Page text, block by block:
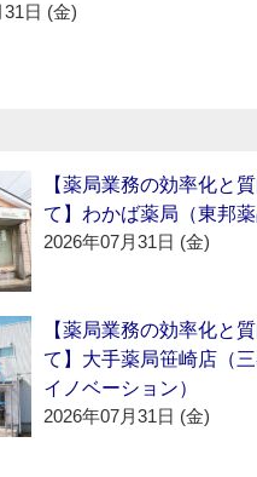
31日 (金)
【薬局業務の効率化と
て】わかば薬局（東邦薬
2026年07月31日 (金)
【薬局業務の効率化と
て】大手薬局笹崎店（
イノベーション）
2026年07月31日 (金)